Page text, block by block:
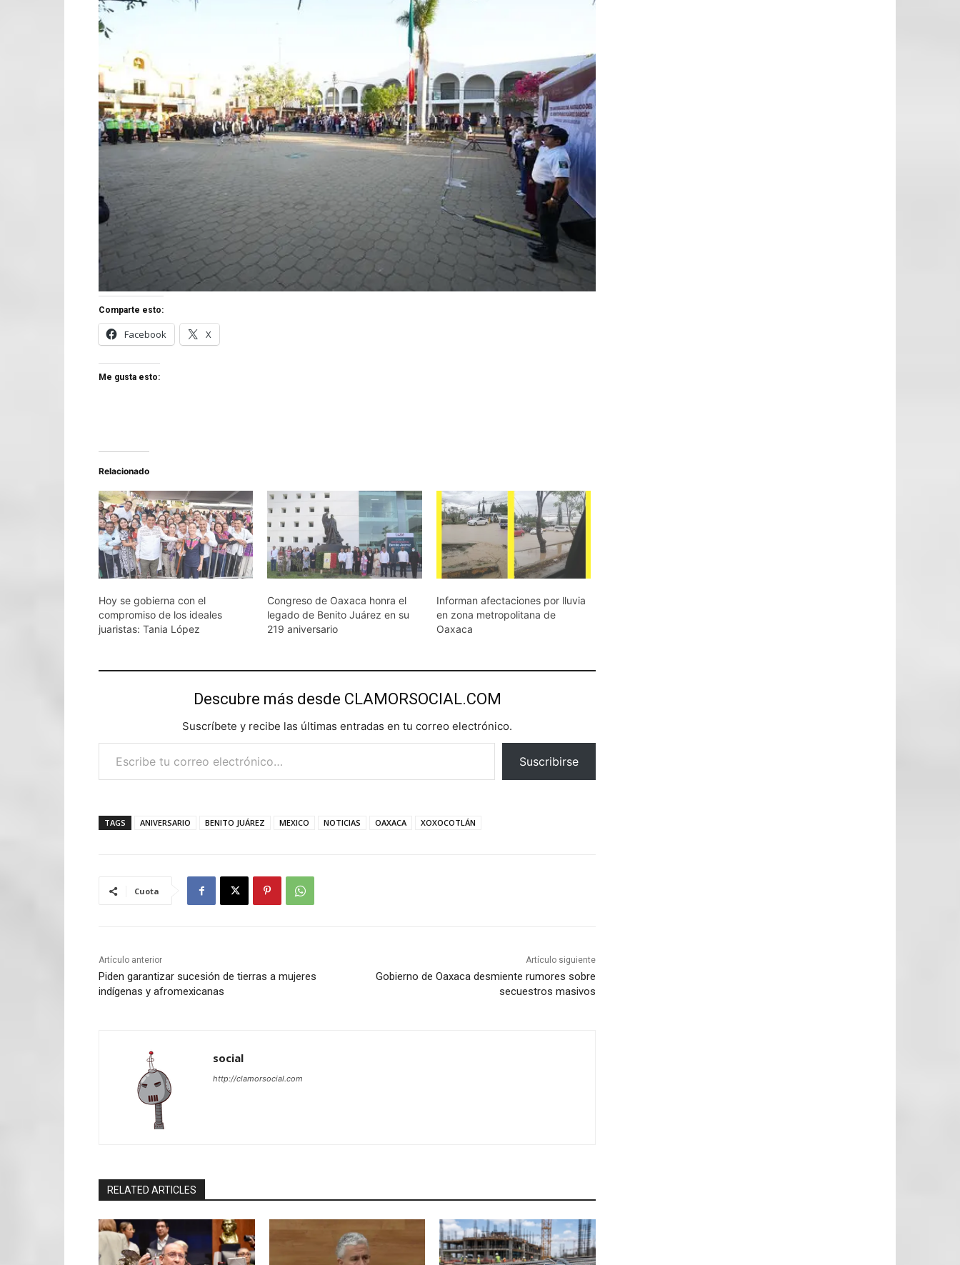
Comparte esto:
Facebook X
Me gusta esto:
Relacionado
Hoy se gobierna con el
compromiso de los ideales
juaristas: Tania López
Congreso de Oaxaca honra el
legado de Benito Juárez en su
219 aniversario
Informan afectaciones por lluvia
en zona metropolitana de
Oaxaca
Descubre más desde CLAMORSOCIAL.COM
Suscríbete y recibe las últimas entradas en tu correo electrónico.
Escribe tu correo electrónico…
Suscribirse
TAGS ANIVERSARIO BENITO JUÁREZ MEXICO NOTICIAS OAXACA XOXOCOTLÁN
Cuota
Artículo anterior
Piden garantizar sucesión de tierras a mujeres
indígenas y afromexicanas
Artículo siguiente
Gobierno de Oaxaca desmiente rumores sobre
secuestros masivos
social
http://clamorsocial.com
RELATED ARTICLES